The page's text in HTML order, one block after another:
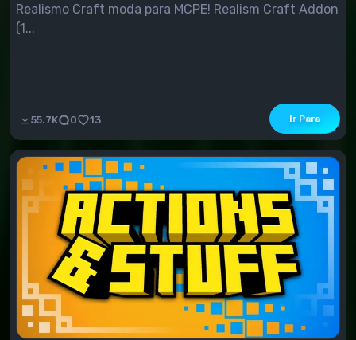
Realismo Craft moda para MCPE! Realism Craft Addon
(1...
55.7K 0 13 Ir Para